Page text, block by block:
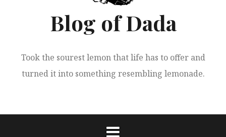
Blog of Dada
Took the sourest lemon that life has to offer and
turned it into something resembling lemonade.